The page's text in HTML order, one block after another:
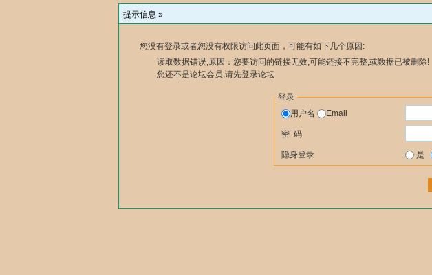
提示信息 »
您没有登录或者您没有权限访问此页面，可能有如下几个原因:
读取数据错误,原因：您要访问的链接无效,可能链接不完整,或数据已被删除!
您还不是论坛会员,请先登录论坛
登录
用户名
Email
密 码
隐身登录 是